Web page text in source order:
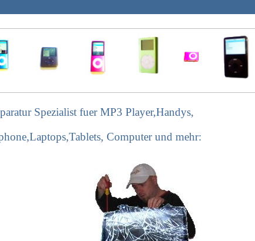
Spezialist fuer MP3 Player,Handys,
Computer und mehr: